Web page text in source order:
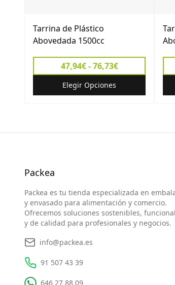
Tarrina de Plástico
Abovedada 1500cc
47,94€ - 76,73€
Elegir Opciones
Packea
Packea es tu tienda especializada en
y envasado para alimentación y comercio.
Ofrecemos soluciones sostenibles,
y de calidad para profesionales y negocios.
info@packea.es
91 507 43 39
646 27 88 09